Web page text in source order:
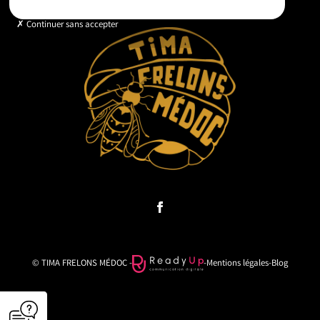
© TIMA FRELONS MÉDOC - -Mentions légales-Blog
Continuer sans accepter